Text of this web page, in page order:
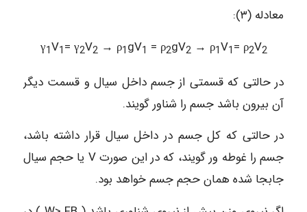
معادله (۳):
γ1V1= γ2V2 → ρ1gV1 = ρ2gV2 → ρ1V1= ρ2V2
در حالتی که قسمتی از جسم داخل سیال و قسمت دیگر
آن بیرون باشد جسم را شناور گویند.
در حالتی که کل جسم در داخل سیال قرار داشته باشد،
جسم را غوطه ور گویند، که در این صورت V یا حجم سیال
جابجا شده همان حجم جسم خواهد بود.